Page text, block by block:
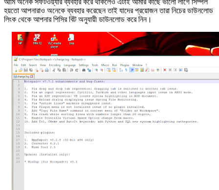
হয়তো আপনারাও অনেকে ব্যবহার করেছেন তাই যাদের প্রয়োজন তারা নিচের ডাউনলোড
লিংক থেকে আপনার পিসির বিট অনুযায়ী ডাউনলোড করে নিন।